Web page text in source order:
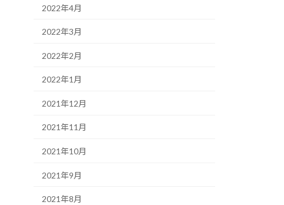
2022年4月
2022年3月
2022年2月
2022年1月
2021年12月
2021年11月
2021年10月
2021年9月
2021年8月